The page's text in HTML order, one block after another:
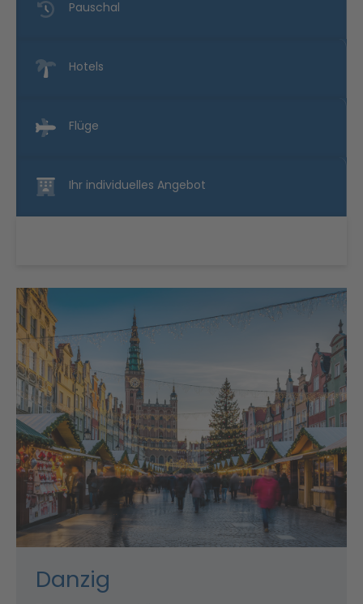
Pauschal
Hotels
Flüge
Ihr individuelles Angebot
Danzig